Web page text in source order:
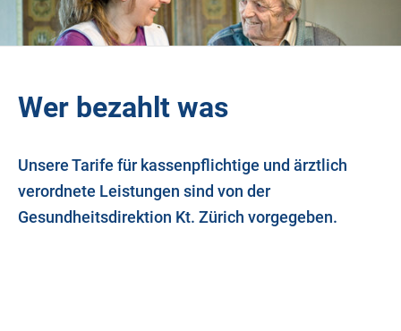
Wer bezahlt was
Unsere Tarife für kassenpflichtige und ärztlich
verordnete Leistungen sind von der
Gesundheitsdirektion Kt. Zürich vorgegeben.